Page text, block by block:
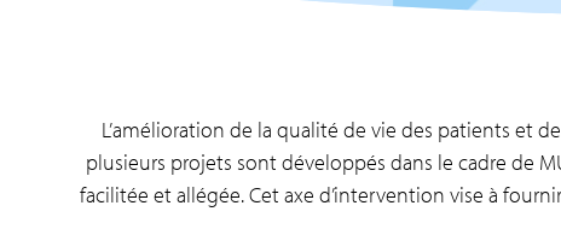
L’amélioration de la qualité de vie des patients et
plusieurs projets sont développés dans le cadre de
facilitée et allégée. Cet axe d’intervention vise à